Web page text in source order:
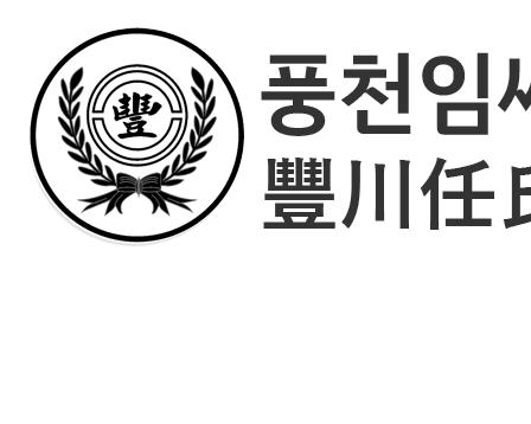
로그인
오늘0 어제0최대 전체0
">
방문자수